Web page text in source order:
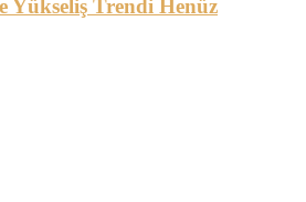
Yükseliş Trendi Henüz